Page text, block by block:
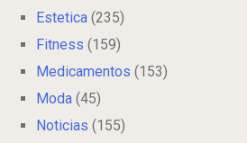
Estetica (235)
Fitness (159)
Medicamentos (153)
Moda (45)
Noticias (155)